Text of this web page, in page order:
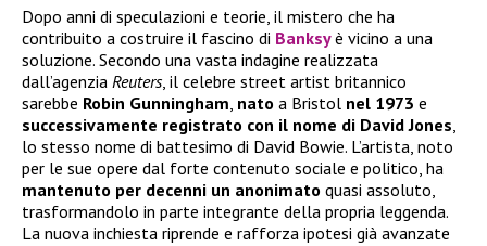
Dopo anni di speculazioni e teorie, il mistero che ha
contribuito a costruire il fascino di Banksyè vicino a una
soluzione. Secondo una vasta indagine realizzata
dall’agenzia Reuters, il celebre street artist britannico
sarebbe Robin Gunningham nato a Bristol nel 1973 e
successivamente registrato con il nome di David Jones
lo stesso nome di battesimo di David Bowie. L’artista, noto
per le sue opere dal forte contenuto sociale e politico, ha
mantenuto per decenni un anonimato quasi assoluto,
trasformandolo in parte integrante della propria leggenda.
La nuova inchiesta riprende e rafforza ipotesi già avanzate